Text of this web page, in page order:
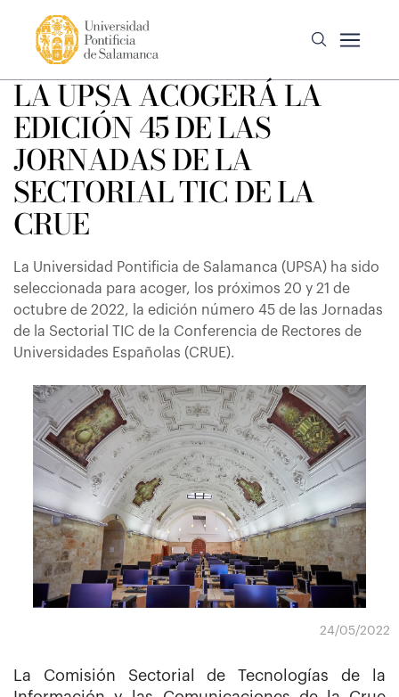
LA UPSA ACOGERÁ LA
EDICIÓN 45 DE LAS
JORNADAS DE LA
SECTORIAL TIC DE LA
CRUE
La Universidad Pontificia de Salamanca (UPSA) ha sido
seleccionada para acoger, los próximos 20 y 21 de
octubre de 2022, la edición número 45 de las Jornadas
de la Sectorial TIC de la Conferencia de Rectores de
Universidades Españolas (CRUE).
24/05/2022
La Comisión Sectorial de Tecnologías de la